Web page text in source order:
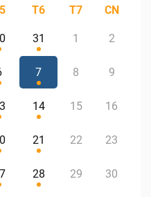
T6 T7 CN
31 1 2
7 8 9
14 15 16
21 22 23
28 29 30